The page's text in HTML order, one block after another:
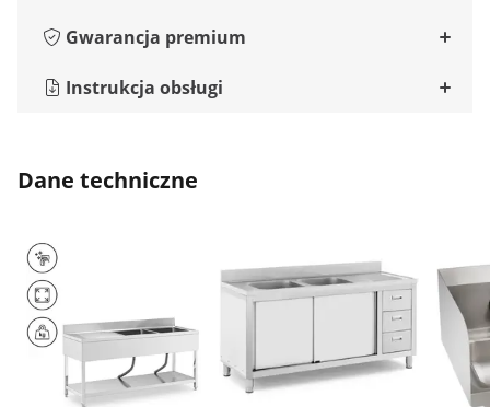
Gwarancja premium
Instrukcja obsługi
Dane techniczne